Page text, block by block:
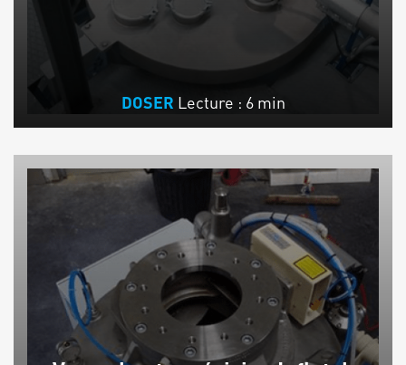
DOSER Lecture : 6 min